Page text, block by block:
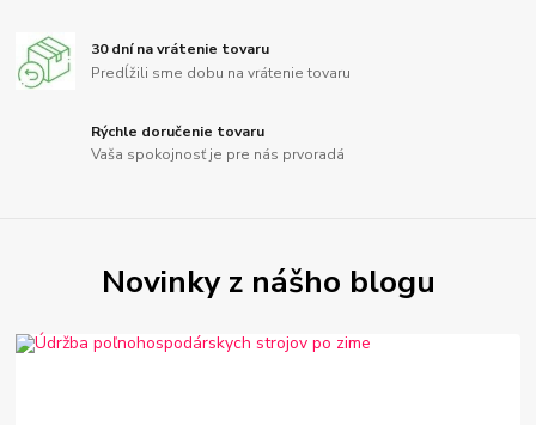
30 dní na vrátenie tovaru
Predĺžili sme dobu na vrátenie tovaru
Rýchle doručenie tovaru
Vaša spokojnosť je pre nás prvoradá
Novinky z nášho blogu